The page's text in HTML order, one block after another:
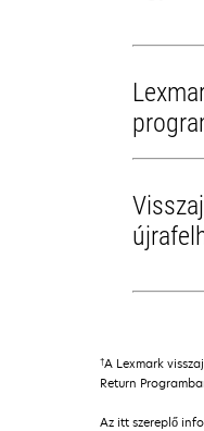
†A Lexmark
Return
Az itt szereplő